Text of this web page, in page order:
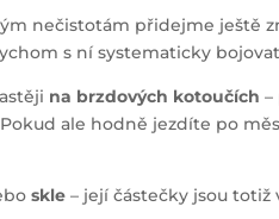
nečistotám přidejme ještě
s ní systematicky
na brzdových kotoučích –
ale hodně jezdíte po
skle – její částečky jsou